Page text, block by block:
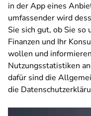
in der App eines
umfassender wird
Sie sich gut, ob Sie
Finanzen und Ihr
wollen und
Nutzungsstatistiken
dafür sind die
die